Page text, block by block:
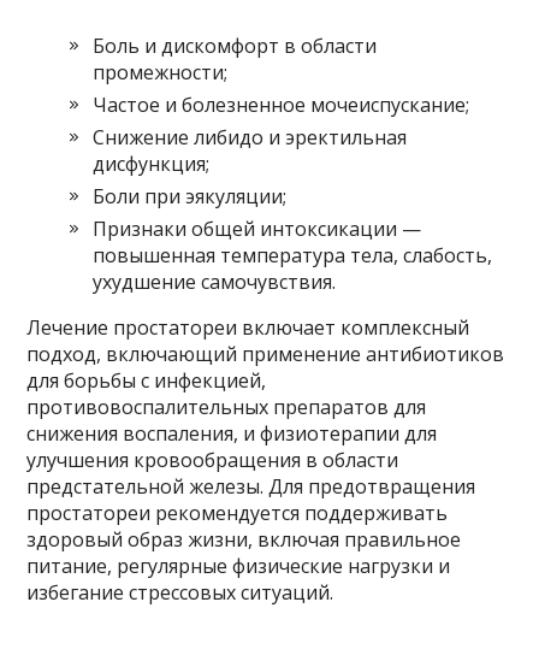
Боль и дискомфорт в области
промежности;
Частое и болезненное мочеиспускание;
Снижение либидо и эректильная
дисфункция;
Боли при эякуляции;
Признаки общей интоксикации —
повышенная температура тела, слабость,
ухудшение самочувствия.
Лечение простатореи включает комплексный
подход, включающий применение антибиотиков
для борьбы с инфекцией,
противовоспалительных препаратов для
снижения воспаления, и физиотерапии для
улучшения кровообращения в области
предстательной железы. Для предотвращения
простатореи рекомендуется поддерживать
здоровый образ жизни, включая правильное
питание, регулярные физические нагрузки и
избегание стрессовых ситуаций.